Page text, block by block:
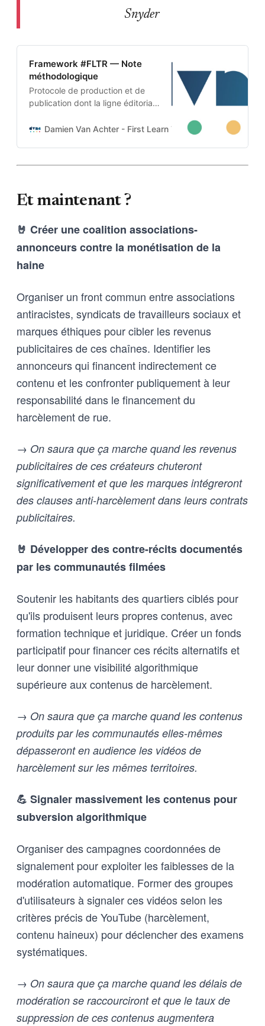
Snyder
Framework #FLTR — Note
méthodologique
Protocole de production et de
publication dont la ligne éditoriale
projet. Cette architecture auto-
techniques, imposées tant aux
et vice-versa
Damien Van Achter - First Learn The Rules. Then Break
Et maintenant ?
🤘 Créer une coalition associations-
annonceurs contre la monétisation de la
haine
Organiser un front commun entre associations
antiracistes, syndicats de travailleurs sociaux et
marques éthiques pour cibler les revenus
publicitaires de ces chaînes. Identifier les
annonceurs qui financent indirectement ce
contenu et les confronter publiquement à leur
responsabilité dans le financement du
harcèlement de rue.
→ On saura que ça marche quand les revenus
publicitaires de ces créateurs chuteront
significativement et que les marques intégreront
des clauses anti-harcèlement dans leurs contrats
publicitaires.
🤘 Développer des contre-récits documentés
par les communautés filmées
Soutenir les habitants des quartiers ciblés pour
qu'ils produisent leurs propres contenus, avec
formation technique et juridique. Créer un fonds
participatif pour financer ces récits alternatifs et
leur donner une visibilité algorithmique
supérieure aux contenus de harcèlement.
→ On saura que ça marche quand les contenus
produits par les communautés elles-mêmes
dépasseront en audience les vidéos de
harcèlement sur les mêmes territoires.
💪 Signaler massivement les contenus pour
subversion algorithmique
Organiser des campagnes coordonnées de
signalement pour exploiter les faiblesses de la
modération automatique. Former des groupes
d'utilisateurs à signaler ces vidéos selon les
critères précis de YouTube (harcèlement,
contenu haineux) pour déclencher des examens
systématiques.
→ On saura que ça marche quand les délais de
modération se raccourciront et que le taux de
suppression de ces contenus augmentera